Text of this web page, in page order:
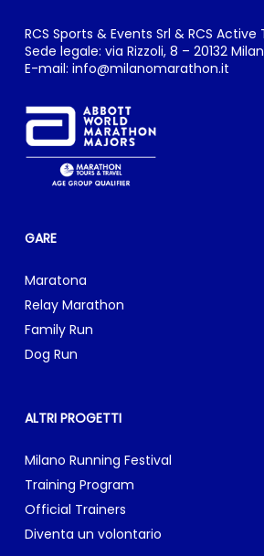
RCS Sports & Events Srl & RCS Active
Sede legale: via Rizzoli, 8 – 20132
E-mail: info@milanomarathon.it
GARE
Maratona
Relay Marathon
Family Run
Dog Run
ALTRI PROGETTI
Milano Running Festival
Training Program
Official Trainers
Diventa un volontario